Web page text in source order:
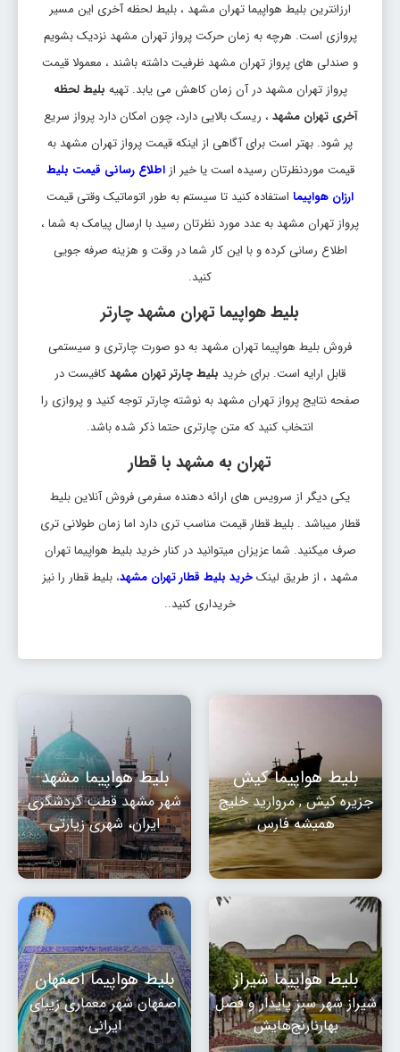
ارزانترین بلیط هواپیما تهران مشهد ، بلیط لحظه آخری این مسیر
پروازی است. هرچه به زمان حرکت پرواز تهران مشهد نزدیک بشویم
و صندلی های پرواز تهران مشهد ظرفیت داشته باشند ، معمولا قیمت
پرواز تهران مشهد در آن زمان کاهش می یابد. تهیه بلیط لحظه
آخری تهران مشهد ، ریسک بالایی دارد، چون امکان دارد پرواز سریع
پر شود. بهتر است برای آگاهی از اینکه قیمت پرواز تهران مشهد به
قیمت موردنظرتان رسیده است یا خیر ازاطلاع رسانی قیمت بلیط
ارزان هواپیما استفاده کنید تا سیستم به طور اتوماتیک وقتی قیمت
پرواز تهران مشهد به عدد مورد نظرتان رسید با ارسال پیامک به شما ،
اطلاع رسانی کرده و با این کار شما در وقت و هزینه صرفه جویی
کنید.
بلیط هواپیما تهران مشهد چارتر
فروش بلیط هواپیما تهران مشهد به دو صورت چارتری و سیستمی
قابل ارایه است. برای خرید بلیط چارتر تهران مشهدکافیست در
صفحه نتایج پرواز تهران مشهد به نوشته چارتر توجه کنید و پروازی را
انتخاب کنید که متن چارتری حتما ذکر شده باشد.
تهران به مشهد با قطار
یکی دیگر از سرویس های ارائه دهنده سفرمی فروش آنلاین بلیط
قطار میباشد . بلیط قطار قیمت مناسب تری دارد اما زمان طولانی تری
صرف میکنید. شما عزیزان میتوانید در کنار خرید بلیط هواپیما تهران
مشهد ، از طریق لینکخرید بلیط قطار تهران مشهد، بلیط قطار را نیز
خریداری کنید..
بلیط هواپیما کیش
جزیره کیش , مروارید خلیج
همیشه فارس
بلیط هواپیما مشهد
شهر مشهد قطب گردشگری
ایران، شهری زیارتی
بلیط هواپیما شیراز
شیراز شهر سبز پایدار و فصل
بهارنارنج‌هایش
بلیط هواپیما اصفهان
اصفهان شهر معماری زیبای
ایرانی